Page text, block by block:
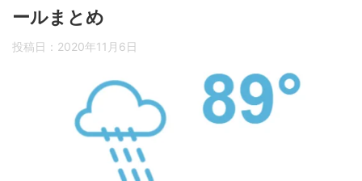
ールまとめ
投稿日： 2020年11月6日